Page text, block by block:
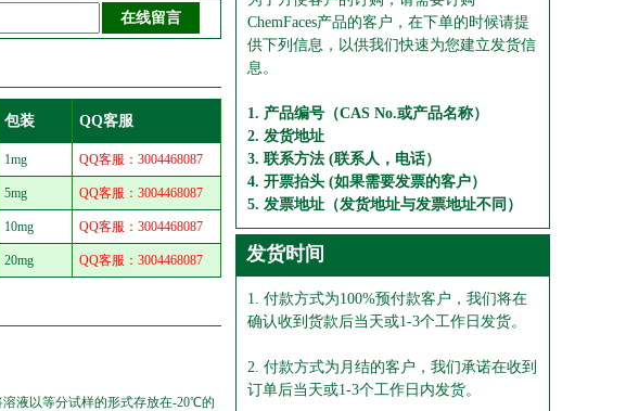
包装 QQ客服
1mg QQ客服：3004468087
5mg QQ客服：3004468087
10mg QQ客服：3004468087
20mg QQ客服：3004468087
液以等分试样的形式存放在-20℃的
ChemFaces产品的客户，在下单的时候请提
供下列信息，以供我们快速为您建立发货信
息。
1. 产品编号（CAS No.或产品名称）
2. 发货地址
3. 联系方法 (联系人，电话）
4. 开票抬头 (如果需要发票的客户）
5. 发票地址（发货地址与发票地址不同）
发货时间
1. 付款方式为100%预付款客户，我们将在
确认收到货款后当天或1-3个工作日发货。
2. 付款方式为月结的客户，我们承诺在收到
订单后当天或1-3个工作日内发货。